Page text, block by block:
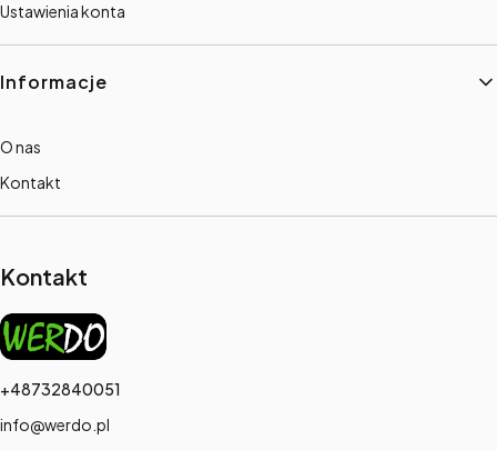
Ustawienia konta
Informacje
O nas
Kontakt
Kontakt
+48732840051
info@werdo.pl